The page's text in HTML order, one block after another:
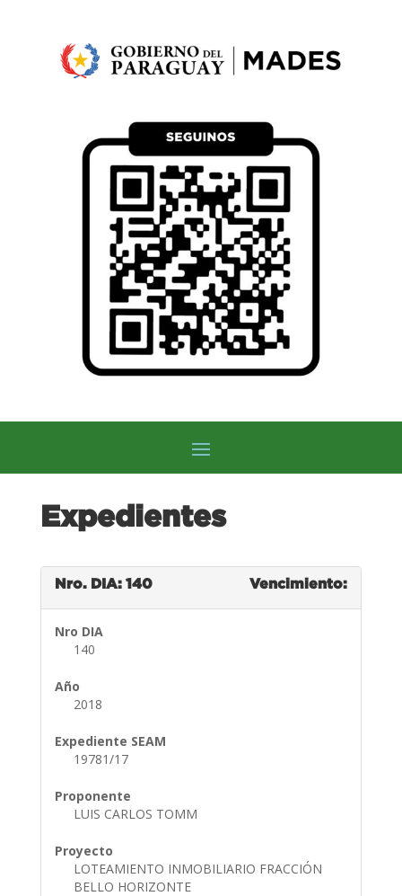
Expedientes
Nro. DIA: 140 Vencimiento:
Nro DIA
140
Año
2018
Expediente SEAM
19781/17
Proponente
LUIS CARLOS TOMM
Proyecto
LOTEAMIENTO INMOBILIARIO FRACCIÓN
BELLO HORIZONTE